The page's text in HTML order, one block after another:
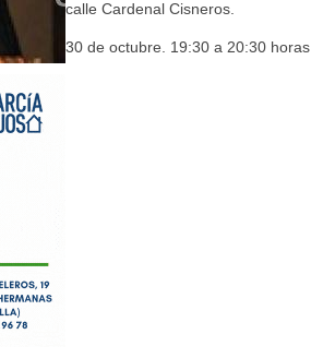
calle Cardenal Cisneros.
30 de octubre. 19:30 a 20:30 horas